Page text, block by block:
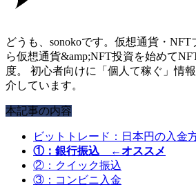
どうも、sonokoです。仮想通貨・NFT
ら仮想通貨&amp;NFT投資を始めて
度。 初心者向けに「個人て稼ぐ」情
介しています。
本記事の内容
ビットトレード：日本円の入金
①： 銀行振込
←オススメ
②：クイック振込
③：コンビニ入金